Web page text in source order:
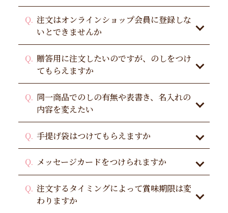
注文はオンラインショップ会員に登録しな
いとできませんか
贈答用に注文したいのですが、のしをつけ
てもらえますか
同一商品でのしの有無や表書き、名入れの
内容を変えたい
手提げ袋はつけてもらえますか
メッセージカードをつけられますか
注文するタイミングによって賞味期限は変
わりますか